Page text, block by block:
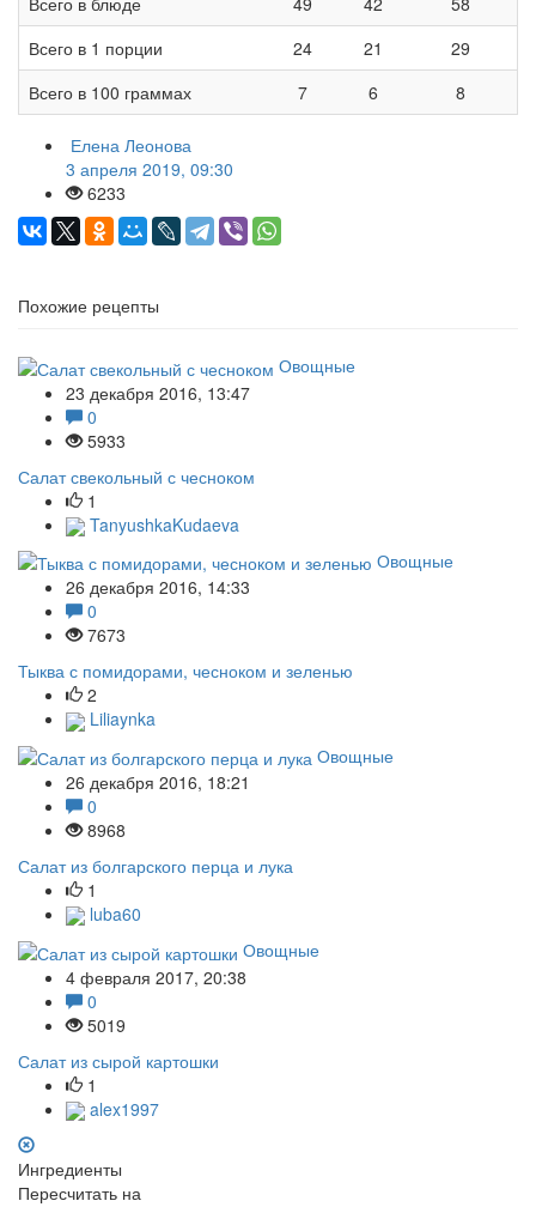
Всего в 1 порции
24 21 29
Всего в 100 граммах
7 6 8
Елена Леонова
3 апреля 2019, 09:30
6233
Похожие рецепты
Овощные
23 декабря 2016, 13:47
0
5933
Салат свекольный с чесноком
1
TanyushkaKudaeva
Овощные
26 декабря 2016, 14:33
0
7673
Тыква с помидорами, чесноком и зеленью
2
Liliaynka
Овощные
26 декабря 2016, 18:21
0
8968
Салат из болгарского перца и лука
1
luba60
Овощные
4 февраля 2017, 20:38
0
5019
Салат из сырой картошки
1
alex1997
Ингредиенты
Пересчитать на